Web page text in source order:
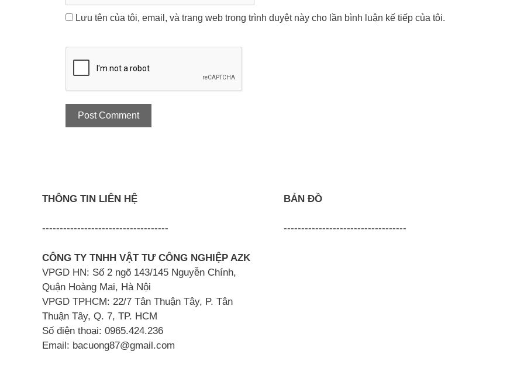
Lưu tên của tôi, email, và trang web trong trình duyệt này cho lần bình luận kế tiếp của tôi.
THÔNG TIN LIÊN HỆ
------------------------------------
CÔNG TY TNHH VẬT TƯ CÔNG NGHIỆP AZK
VPGD HN: Số 2 ngõ 143/145 Nguyễn Chính,
Quận Hoàng Mai, Hà Nội
VPGD TPHCM: 22/7 Tân Thuận Tây, P. Tân
Thuận Tây, Q. 7, TP. HCM
Số điện thoại: 0965.424.236
Email: bacuong87@gmail.com
BẢN ĐỒ
-----------------------------------